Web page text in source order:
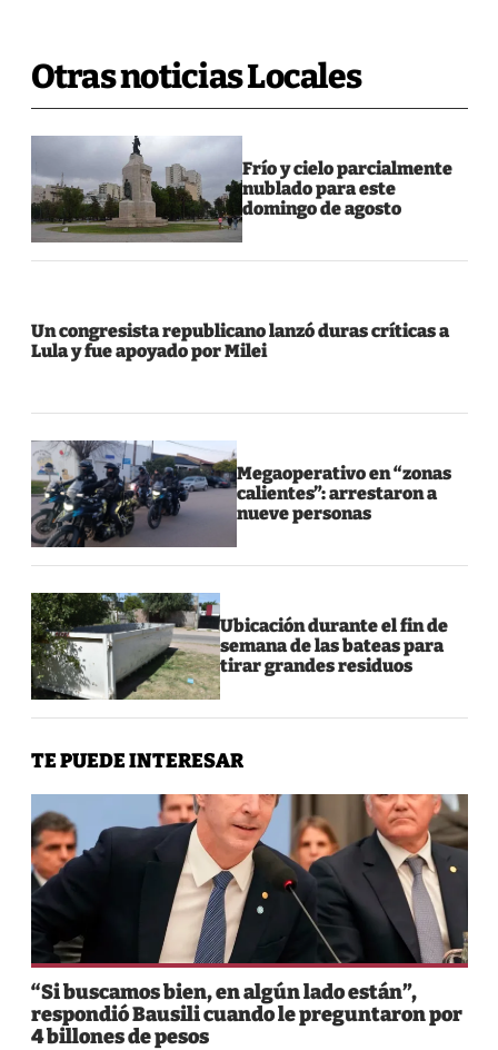
Otras noticias Locales
Frío y cielo parcialmente
nublado para este
domingo de agosto
Un congresista republicano lanzó duras críticas a
Lula y fue apoyado por Milei
Megaoperativo en “zonas
calientes”: arrestaron a
nueve personas
Ubicación durante el fin de
semana de las bateas para
tirar grandes residuos
TE PUEDE INTERESAR
“Si buscamos bien, en algún lado están”,
respondió Bausili cuando le preguntaron por
4 billones de pesos